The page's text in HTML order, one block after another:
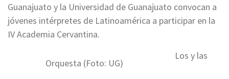
Guanajuato y la Universidad de Guanajuato convocan a
jóvenes intérpretes de Latinoamérica a participar en la
IV Academia Cervantina.
Orquesta (Foto: UG)
Los y las